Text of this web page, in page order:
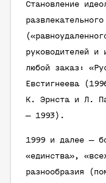
Становление
руководителей и
любой заказ:
Евстигнеева
К. Эрнста и Л.
— 1993).
1999 и далее —
«единства»,
разнообразия